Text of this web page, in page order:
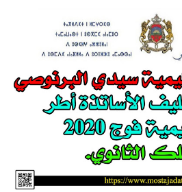
خدمات
خدمات FM6
خدمات CNOPS
خدمات MGEN
جذاذات